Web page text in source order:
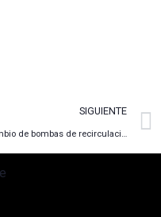
SIGUIENTE
Cambio de bombas de recirculación de las piscinas de Azkuna Zentroa 2016